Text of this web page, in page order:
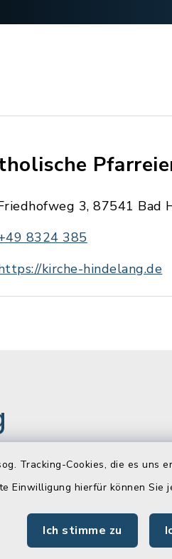
Tracking-Cookies, die es
Einwilligung hierfür können Sie
Ich stimme zu
3, 87541 Bad
8324 385
kirche-hindelang.de
Uhr